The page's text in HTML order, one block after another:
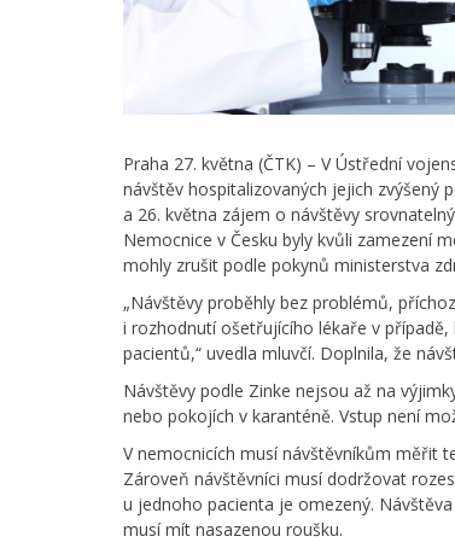
Praha 27. května (ČTK) – V Ústřední
návštěv hospitalizovaných jejich zvýšený
a 26. května zájem o návštěvy
Nemocnice v Česku byly kvůli zamezení
mohly zrušit podle pokynů ministerstva
„Návštěvy proběhly bez problémů,
i rozhodnutí ošetřujícího lékaře v případě,
pacientů,“ uvedla mluvčí. Doplnila, že
Návštěvy podle Zinke nejsou až na
nebo pokojích v karanténě. Vstup není
V nemocnicích musí návštěvníkům měřit
Zároveň návštěvníci musí dodržovat
u jednoho pacienta je omezený.
musí mít nasazenou roušku.